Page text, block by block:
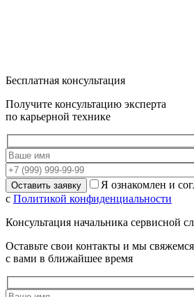
Бесплатная консультация
Получите консультацию эксперта
по карьерной технике
Я ознакомлен и
с Политикой конфиденциальности
Консультация начальника сервисной
Оставьте свои контакты и мы свяжемся
с вами в ближайшее время